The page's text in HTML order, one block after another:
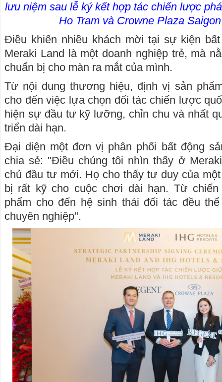
lưu niệm sau lễ ký kết hợp tác chiến lược
Ho Tram và Crowne Plaza
Điều khiến nhiều khách mời tại sự kiện
Meraki Land là một doanh nghiệp trẻ, mà
chuẩn bị cho màn ra mắt của mình.
Từ nội dung thương hiệu, định vị sản
cho đến việc lựa chọn đối tác chiến lược
hiện sự đầu tư kỹ lưỡng, chỉn chu và nhất
triển dài hạn.
Đại diện một đơn vị phân phối bất động
chia sẻ: "Điều chúng tôi nhìn thấy ở
chủ đầu tư mới. Họ cho thấy tư duy của
bị rất kỹ cho cuộc chơi dài hạn. Từ
phẩm cho đến hệ sinh thái đối tác đều
chuyên nghiệp".